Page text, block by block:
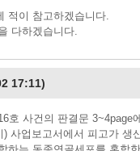
적이 참고하겠습니다.
다하겠습니다.
17:11)
호 사건의 판결문
사업보고서에서 피고가